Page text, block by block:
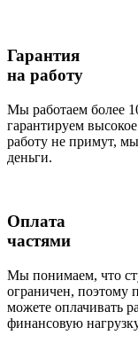
Гарантия
на работу
Мы работаем более
гарантируем
работу не примут,
деньги.
Оплата
частями
Мы понимаем, что
ограничен, поэтому
можете оплачивать
финансовую